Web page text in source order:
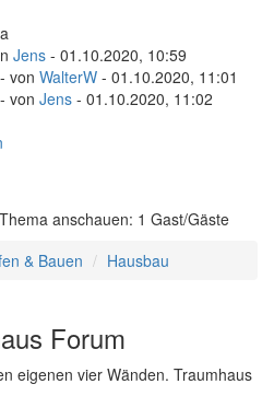
Jens - 01.10.2020, 10:59
- von WalterW - 01.10.2020, 11:01
- von Jens - 01.10.2020, 11:02
anschauen: 1 Gast/Gäste
& Bauen Hausbau
Forum
eigenen vier Wänden. Traumhaus